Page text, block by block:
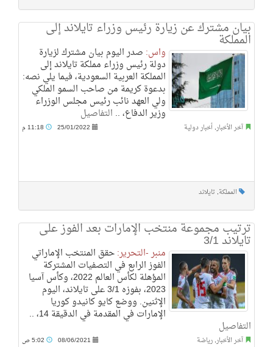
بيان مشترك عن زيارة رئيس وزراء تايلاند إلى
المملكة
واس: صدر اليوم بيان مشترك لزيارة
دولة رئيس وزراء مملكة تايلاند إلى
المملكة العربية السعودية، فيما يلي نصه:
بدعوة كريمة من صاحب السمو الملكي
ولي العهد نائب رئيس مجلس الوزراء
وزير الدفاع، .. التفاصيل
آخر الأخبار, أخبار دولية 25/01/2022
المملكة, تايلاند
ترتيب مجموعة منتخب الإمارات بعد الفوز على
تايلاند 3/1
منبر -التحرير:حقق المنتخب الإماراتي
الفوز الرابع في التصفيات المشتركة
المؤهلة لكأس العالم 2022، وكأس آسيا
2023، بفوزه 3/1 على تايلاند، اليوم
الإثنين. ووضع كايو كانيدو كوريا
الإمارات في المقدمة في الدقيقة 14، ..
التفاصيل
آخر الأخبار, رياضة 08/06/2021